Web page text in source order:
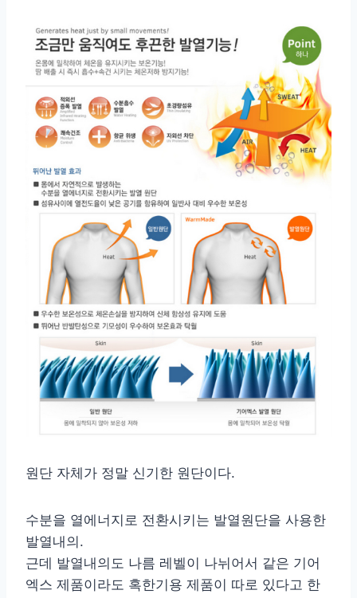
원단 자체가 정말 신기한 원단이다.
수분을 열에너지로 전환시키는 발열원단을 사용한
발열내의.
근데 발열내의도 나름 레벨이 나뉘어서 같은 기어
엑스 제품이라도 혹한기용 제품이 따로 있다고 한